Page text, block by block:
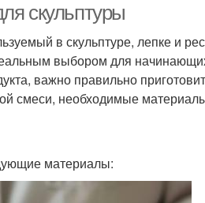
скульптуры
в скульптуре, лепке и
выбором для
важно правильно
смеси, необходимые
материалы: